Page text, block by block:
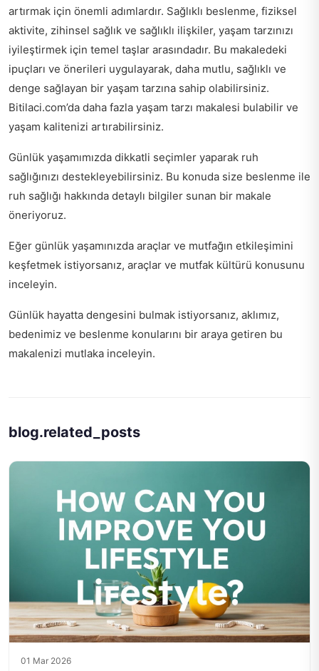
artırmak için önemli adımlardır. Sağlıklı beslenme, fiziksel
aktivite, zihinsel sağlık ve sağlıklı ilişkiler, yaşam tarzınızı
iyileştirmek için temel taşlar arasındadır. Bu makaledeki
ipuçları ve önerileri uygulayarak, daha mutlu, sağlıklı ve
denge sağlayan bir yaşam tarzına sahip olabilirsiniz.
Bitilaci.com’da daha fazla yaşam tarzı makalesi bulabilir ve
yaşam kalitenizi artırabilirsiniz.
Günlük yaşamımızda dikkatli seçimler yaparak ruh
sağlığınızı destekleyebilirsiniz. Bu konuda size beslenme ile
ruh sağlığı hakkında detaylı bilgiler sunan bir makale
öneriyoruz.
Eğer günlük yaşamınızda araçlar ve mutfağın etkileşimini
keşfetmek istiyorsanız, araçlar ve mutfak kültürü konusunu
inceleyin.
Günlük hayatta dengesini bulmak istiyorsanız, aklımız,
bedenimiz ve beslenme konularını bir araya getiren bu
makalenizi mutlaka inceleyin.
blog.related_posts
01 Mar 2026